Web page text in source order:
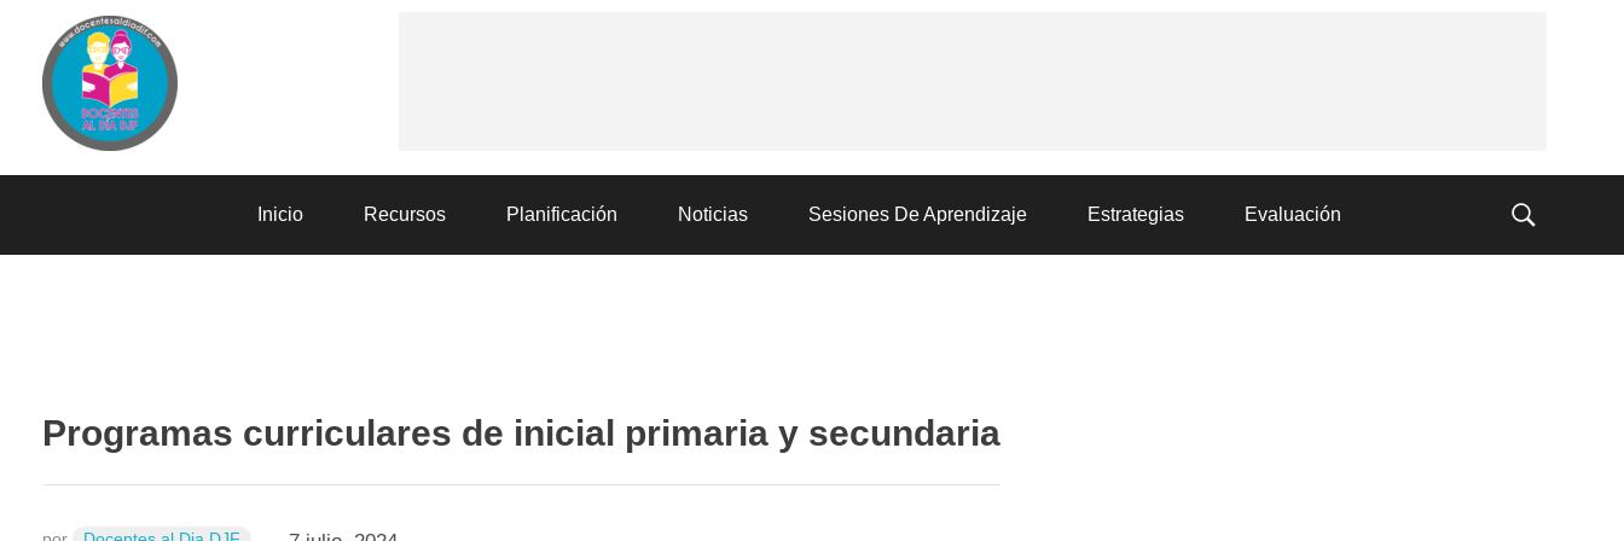
Inicio Recursos Planificación Noticias Sesiones De Aprendizaje Estrategias Evaluación
Programas curriculares de inicial primaria y secundaria